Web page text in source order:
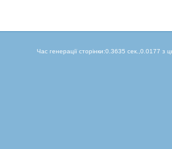
Час генерації сторінки:0.3635 сек.,0.0177 з